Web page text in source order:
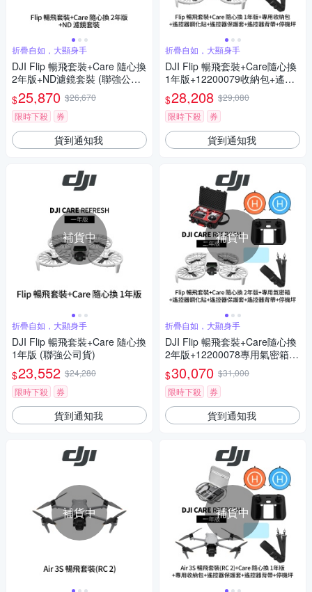
折疊自如，大顯身手
DJI Flip 暢飛套裝+Care 隨心換
2年版+ND濾鏡套裝 (聯強公司
貨)
$25,870 $26,670
限時下殺
券
貨到通知我
補貨中
折疊自如，大顯身手
DJI Flip 暢飛套裝+Care 隨心換
1年版 (聯強公司貨)
$23,552 $24,280
限時下殺
券
貨到通知我
補貨中
折疊自如，大顯身手
DJI Flip 暢飛套裝+Care隨心換
1年版+12200079收納包+遙控
器保護套+遙控器鋼化貼+SP-85
0遙控器背帶+SunLight PK-075
75cm停機坪 (聯強公司貨)
$28,208 $29,080
限時下殺
券
貨到通知我
補貨中
折疊自如，大顯身手
DJI Flip 暢飛套裝+Care隨心換
2年版+12200078專用氣密箱
+遙控器保護套+遙控器鋼化貼+
SP-850遙控器背帶+SunLight P
K-075停機坪 (聯強公司貨)
$30,070 $31,000
限時下殺
券
貨到通知我
補貨中